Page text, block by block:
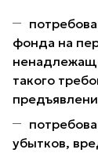
фонда на
такого
убытков,